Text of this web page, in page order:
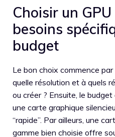
Choisir un
besoins
budget
Le bon choix commence
quelle résolution et à quels
ou créer ? Ensuite, le
une carte graphique
“rapide”. Par ailleurs, une
gamme bien choisie offre